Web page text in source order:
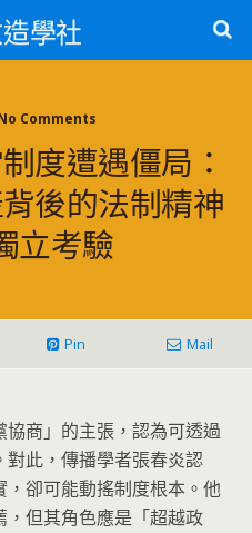
學社
04-24 • No Comments
度遭遇僵局：
後的法制精神
立考驗
Pin Mail
商」的主張，認為可透過
此，傳播學者張春炎認
卻可能動搖制度根本。他
但其角色應是「超越政